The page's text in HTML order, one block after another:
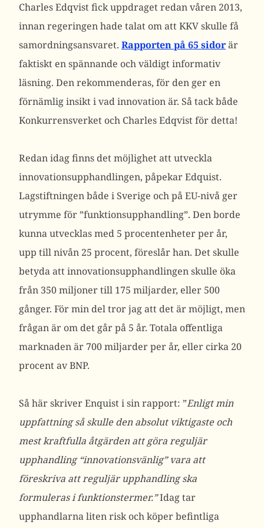
Charles Edqvist fick uppdraget redan våren 2013,
innan regeringen hade talat om att KKV skulle få
samordningsansvaret. Rapporten på 65 sidorär
faktiskt en spännande och väldigt informativ
läsning. Den rekommenderas, för den ger en
förnämlig insikt i vad innovation är. Så tack både
Konkurrensverket och Charles Edqvist för detta!
Redan idag finns det möjlighet att utveckla
innovationsupphandlingen, påpekar Edquist.
Lagstiftningen både i Sverige och på EU-nivå ger
utrymme för ”funktionsupphandling”. Den borde
kunna utvecklas med 5 procentenheter per år,
upp till nivån 25 procent, föreslår han. Det skulle
betyda att innovationsupphandlingen skulle öka
från 350 miljoner till 175 miljarder, eller 500
gånger. För min del tror jag att det är möjligt, men
frågan är om det går på 5 år. Totala offentliga
marknaden är 700 miljarder per år, eller cirka 20
procent av BNP.
Så här skriver Enquist i sin rapport: ”Enligt min
uppfattning så skulle den absolut viktigaste och
mest kraftfulla åtgärden att görareguljär
upphandling “innovationsvänlig” vara att
föreskriva att reguljär upphandlingska
formuleras i funktionstermer.”Idag tar
upphandlarna liten risk och köper befintliga